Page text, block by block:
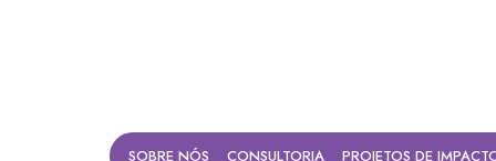
SOBRE NÓS CONSULTORIA PROJETOS DE